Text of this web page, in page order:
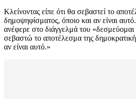
Κλείνοντας είπε ότι θα σεβαστεί το
δημοψηφίσματος, όποιο και αν είναι
ανέφερε στο διάγγελμά του
σεβαστώ το αποτέλεσμα της
αν είναι αυτό.»